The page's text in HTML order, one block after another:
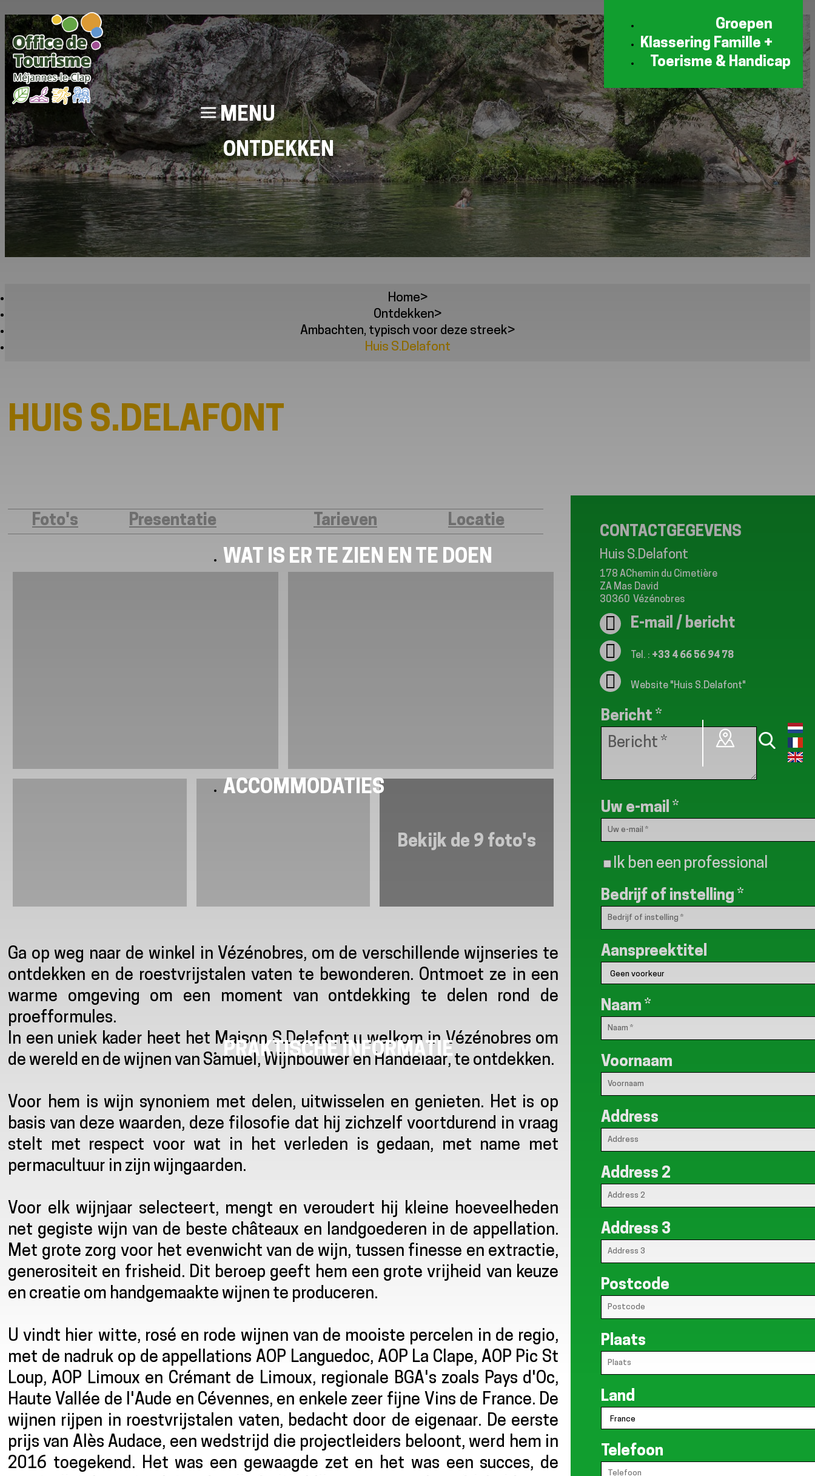
Groepen
Klassering Famille +
Toerisme & Handicap
MENU
ONTDEKKEN
WAT IS ER TE ZIEN EN TE DOEN
ACCOMMODATIES
PRAKTISCHE INFORMATIE
Home>
Ontdekken>
Ambachten, typisch voor deze streek>
Huis S.Delafont
HUIS S.DELAFONT
Foto's Presentatie Tarieven Locatie
Bekijk de 9 foto's
Presentatie
Ga op weg naar de winkel in Vézénobres, om de verschillende wijnseries te
ontdekken en de roestvrijstalen vaten te bewonderen. Ontmoet ze in een
warme omgeving om een moment van ontdekking te delen rond de
proefformules.
In een uniek kader heet het Maison S.Delafont u welkom in Vézénobres om
de wereld en de wijnen van Samuel, Wijnbouwer en Handelaar, te ontdekken.
Voor hem is wijn synoniem met delen, uitwisselen en genieten. Het is op
basis van deze waarden, deze filosofie dat hij zichzelf voortdurend in vraag
stelt met respect voor wat in het verleden is gedaan, met name met
permacultuur in zijn wijngaarden.
Voor elk wijnjaar selecteert, mengt en veroudert hij kleine hoeveelheden
net gegiste wijn van de beste châteaux en landgoederen in de appellation.
Met grote zorg voor het evenwicht van de wijn, tussen finesse en extractie,
generositeit en frisheid. Dit beroep geeft hem een grote vrijheid van keuze
en creatie om handgemaakte wijnen te produceren.
U vindt hier witte, rosé en rode wijnen van de mooiste percelen in de regio,
met de nadruk op de appellations AOP Languedoc, AOP La Clape, AOP Pic St
Loup, AOP Limoux en Crémant de Limoux, regionale BGA's zoals Pays d'Oc,
Haute Vallée de l'Aude en Cévennes, en enkele zeer fijne Vins de France. De
wijnen rijpen in roestvrijstalen vaten, bedacht door de eigenaar. De eerste
prijs van Alès Audace, een wedstrijd die projectleiders beloont, werd hem in
2016 toegekend. Het was een gewaagde zet en het was een succes, de
CONTACTGEGEVENS
Huis S.Delafont
178 AChemin du Cimetière
ZA Mas David
30360 Vézénobres
E-mail / bericht
Tel. : +33 4 66 56 94 78
Website "Huis S.Delafont"
Bericht *
Uw e-mail *
Ik ben een professional
Bedrijf of instelling *
Aanspreektitel
Naam *
Voornaam
Address
Address 2
Address 3
Postcode
Plaats
Land
Telefoon